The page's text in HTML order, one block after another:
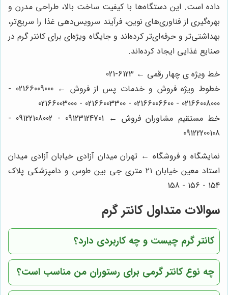
داده است. این دستگاه‌ها با کیفیت ساخت بالا، طراحی مدرن و
بهره‌گیری از فناوری‌های نوین، فرآیند سرویس‌دهی غذا را سریع‌تر،
بهداشتی‌تر و حرفه‌ای‌تر کرده‌اند و جایگاه ویژه‌ای برای کانتر گرم در
صنایع غذایی ایجاد کرده‌اند.
خط ویژه ی چهار رقمی ← 6123-021
خطوط ویژه فروش و خدمات پس از فروش ← 02166009000 -
02166008000 - 02166006600 - 02166003300 - 02166003000
خط مستقیم مشاوران فروش ← 09123124701 - 09122108002 -
09122200108
نمایشگاه و فروشگاه ← تهران میدان آزادی خیابان آزادی میدان
استاد معین خیابان ۲۱ متری جی بین طوس و دامپزشکی پلاک
154 - 156 - 158
سوالات متداول کانتر گرم
کانتر گرم چیست و چه کاربردی دارد؟
چه نوع کانتر گرمی برای رستوران من مناسب است؟